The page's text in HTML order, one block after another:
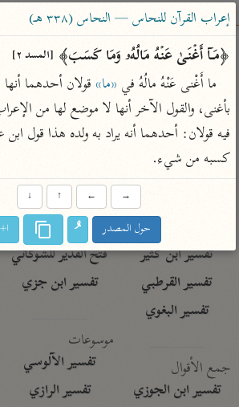
ساهم معنا في نشر القرآن والعلم
الباحث القرآني
بحث تفسير علوم
Type 2 or more characters for results.
Type 1 or more
characters for results.
تفسير الطبري
تفسير ابن كثير
تفسير القرطبي
تفسير البغوي
جمع الأقوال
تفسير ابن الجوزي
عامّة
فتح البيان للقنوجي
فتح القدير للشوكاني
تفسير ابن جزي
موسوعات
تفسير الآلوسي
تفسير الرازي
إعراب القرآن للنحاس — النحاس (٣٣٨ هـ)
﴿مَاۤ أَغۡنَىٰ عَنۡهُ مَالُهُۥ وَمَا كَسَبَ﴾ [المسد ٢]
ما أَغْنى عَنْهُ مالُهُ في «ما»
كسبه من شيء.
→
←
↑
↓
حول المصدر ا+